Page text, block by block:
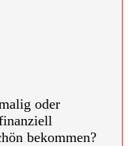
oder
bekommen?